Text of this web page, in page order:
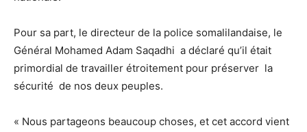
Pour sa part, le directeur de la police somalilandaise, le
Général Mohamed Adam Saqadhi a déclaré qu’il était
primordial de travailler étroitement pour préserver la
sécurité de nos deux peuples.
« Nous partageons beaucoup choses, et cet accord vient